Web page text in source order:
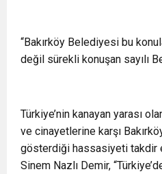
“Bakırköy Belediyesi bu
değil sürekli konuşan sayılı
Türkiye’nin kanayan yarası
ve cinayetlerine karşı
gösterdiği hassasiyeti takdir
Sinem Nazlı Demir,